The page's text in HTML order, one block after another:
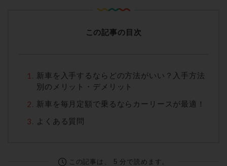
この記事の目次
新車を入手するならどの方法がいい？入手方法
別のメリット・デメリット
新車を毎月定額で乗るならカーリースが最適！
よくある質問
この記事は、 5 分で読めます。